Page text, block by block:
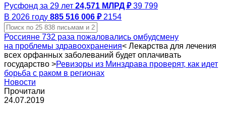
Русфонд за 29 лет 24,571 МЛРД ₽ 39 799
В 2026 году 885 516 006 ₽ 2154
Россияне 732 раза пожаловались омбудсмену
на проблемы здравоохранения< Лекарства для лечения
всех орфанных заболеваний будет оплачивать
государство >Ревизоры из Минздрава проверят, как идет
борьба с раком в регионах
Новости
Прочитали
24.07.2019